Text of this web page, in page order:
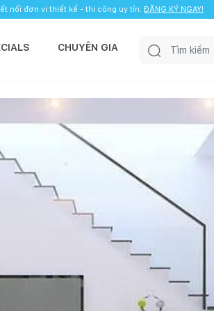
nối đơn vị thiết kế - thi công uy tín. ĐĂNG KÝ NGAY!
CHUYÊN GIA